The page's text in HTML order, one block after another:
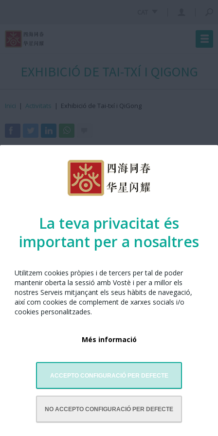
La teva privacitat és
important per a nosaltres
Utilitzem cookies pròpies i de tercers per tal de poder
mantenir oberta la sessió amb Vostè i per a millor els
nostres Serveis mitjançant els seus hàbits de navegació,
així com cookies de complement de xarxes socials i/o
cookies personalitzades.
Més informació
ACCEPTO CONFIGURACIÓ PER DEFECTE
NO ACCEPTO CONFIGURACIÓ PER DEFECTE
EXHIBICIÓ DE TAI-TXÍ I QIGONG
Inici | Activitats | Exhibició de Tai-txí i QiGong
Passeig Lluís Companys
21 de gener de 2023
16:30h GMT +2
AMB LA COL·LABORACIÓ DE: